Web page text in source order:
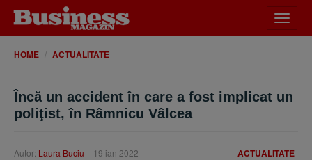
meniu
HOME ACTUALITATE
Încă un accident în care a fost implicat un
poliţist, în Râmnicu Vâlcea
ACTUALITATE
Autor: Laura Buciu 19 ian 2022